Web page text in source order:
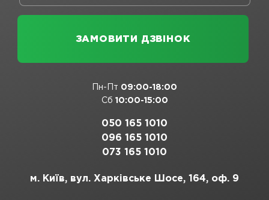
Пн-Пт 09:00-18:00
Сб 10:00-15:00
050 165 1010
096 165 1010
073 165 1010
м. Київ, вул. Харківське Шосе, 164, оф. 9